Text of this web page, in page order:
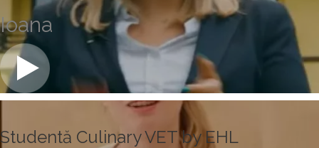
Ioana
Studentă Culinary VET by EHL